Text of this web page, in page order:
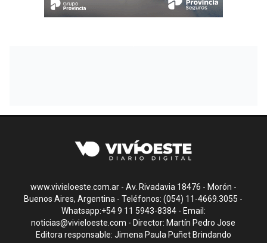
www.vivieloeste.com.ar - Av. Rivadavia 18476 - Morón -
Buenos Aires, Argentina - Teléfonos: (054) 11-4669.3055 -
Whatsapp:+54 9 11 5943-8384 - Email:
noticias@vivieloeste.com - Director: Martín Pedro Jose
Editora responsable: Jimena Paula Puñet Brindando